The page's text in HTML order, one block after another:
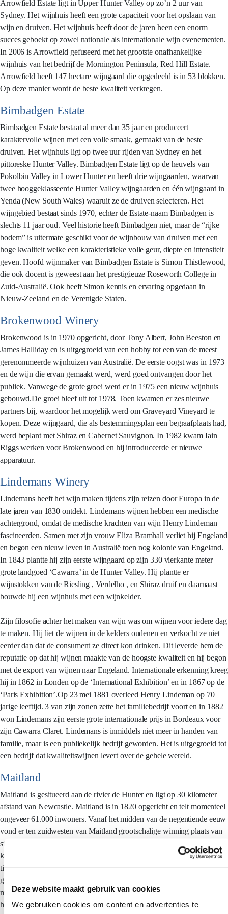
Deze website maakt gebruik van cookies
We gebruiken cookies om content en advertenties te
Arrowfield Estate ligt in Upper Hunter Valley op zo’n 2 uur van
Sydney. Het wijnhuis heeft een grote capaciteit voor het opslaan van
wijn en druiven. Het wijnhuis heeft door de jaren heen een enorm
succes geboekt op zowel nationale als internationale wijn evenementen.
In 2006 is Arrowfield gefuseerd met het grootste onafhankelijke
wijnhuis van het bedrijf de Mornington Peninsula, Red Hill Estate.
Arrowfield heeft 147 hectare wijngaard die opgedeeld is in 53 blokken.
Op deze manier wordt de beste kwaliteit verkregen.
Bimbadgen Estate
Bimbadgen Estate bestaat al meer dan 35 jaar en produceert
karaktervolle wijnen met een volle smaak, gemaakt van de beste
druiven. Het wijnhuis ligt op twee uur rijden van Sydney en het
pittoreske Hunter Valley. Bimbadgen Estate ligt op de heuvels van
Pokolbin Valley in Lower Hunter en heeft drie wijngaarden, waarvan
twee hooggeklasseerde Hunter Valley wijngaarden en één wijngaard in
Yenda (New South Wales) waaruit ze de druiven selecteren. Het
wijngebied bestaat sinds 1970, echter de Estate-naam Bimbadgen is
slechts 11 jaar oud. Veel historie heeft Bimbadgen niet, maar de “rijke
bodem” is uitermate geschikt voor de wijnbouw van druiven met een
hoge kwaliteit welke een karakteristieke volle geur, diepte en intensiteit
geven. Hoofd wijnmaker van Bimbadgen Estate is Simon Thistlewood,
die ook docent is geweest aan het prestigieuze Roseworth College in
Zuid-Australië. Ook heeft Simon kennis en ervaring opgedaan in
Nieuw-Zeeland en de Verenigde Staten.
Brokenwood Winery
Brokenwood is in 1970 opgericht, door Tony Albert, John Beeston en
James Halliday en is uitgegroeid van een hobby tot een van de meest
gerenommeerde wijnhuizen van Australië. De eerste oogst was in 1973
en de wijn die ervan gemaakt werd, werd goed ontvangen door het
publiek. Vanwege de grote groei werd er in 1975 een nieuw wijnhuis
gebouwd.De groei bleef uit tot 1978. Toen kwamen er zes nieuwe
partners bij, waardoor het mogelijk werd om Graveyard Vineyard te
kopen. Deze wijngaard, die als bestemmingsplan een begraafplaats had,
werd beplant met Shiraz en Cabernet Sauvignon. In 1982 kwam Iain
Riggs werken voor Brokenwood en hij introduceerde er nieuwe
apparatuur.
Lindemans Winery
Lindemans heeft het wijn maken tijdens zijn reizen door Europa in de
late jaren van 1830 ontdekt. Lindemans wijnen hebben een medische
achtergrond, omdat de medische krachten van wijn Henry Lindeman
fascineerden. Samen met zijn vrouw Eliza Bramhall verliet hij Engeland
en begon een nieuw leven in Australië toen nog kolonie van Engeland.
In 1843 plantte hij zijn eerste wijngaard op zijn 330 vierkante meter
grote landgoed ‘Cawarra’ in de Hunter Valley. Hij plantte er
wijnstokken van de Riesling , Verdelho , en Shiraz druif en daarnaast
bouwde hij een wijnhuis met een wijnkelder.
Zijn filosofie achter het maken van wijn was om wijnen voor iedere dag
te maken. Hij liet de wijnen in de kelders oudenen en verkocht ze niet
eerder dan dat de consument ze direct kon drinken. Dit leverde hem de
reputatie op dat hij wijnen maakte van de hoogste kwaliteit en hij begon
met de export van wijnen naar Engeland. Internationale erkenning kreeg
hij in 1862 in Londen op de ‘International Exhibition’ en in 1867 op de
‘Paris Exhibition’.Op 23 mei 1881 overleed Henry Lindeman op 70
jarige leeftijd. 3 van zijn zonen zette het familiebedrijf voort en in 1882
won Lindemans zijn eerste grote internationale prijs in Bordeaux voor
zijn Cawarra Claret. Lindemans is inmiddels niet meer in handen van
familie, maar is een publiekelijk bedrijf geworden. Het is uitgegroeid tot
een bedrijf dat kwaliteitswijnen levert over de gehele wereld.
Maitland
Maitland is gesitueerd aan de rivier de Hunter en ligt op 30 kilometer
afstand van Newcastle. Maitland is in 1820 opgericht en telt momenteel
ongeveer 61.000 inwoners. Vanaf het midden van de negentiende eeuw
vond er ten zuidwesten van Maitland grootschalige winning plaats van
steenkool. Door vondsten in 1801 had Maitland zelfs de grootste
kolenvoorraad van Australië in de negentiende eeuw en was het een
tijdje de op één na grootste stad van Australië. Ondertussen zijn er nog
grotere kolenvondsten gedaan in Queensland, waardoor de het
mijnbouwbelang hier wat is afgenomen. Maar Maitland is nog steeds
het belangrijkste handelscentrum in de Hunter Valley, alhoewel het nu